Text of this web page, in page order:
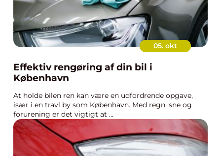
05. okt
Effektiv rengøring af din bil i
København
At holde bilen ren kan være en udfordrende opgave,
især i en travl by som København. Med regn, sne og
forurening er det vigtigt at ...